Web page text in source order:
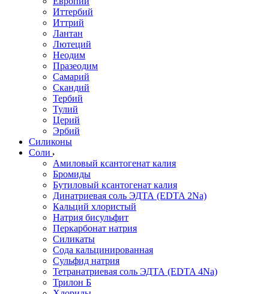
Иттербий
Иттрий
Лантан
Лютеций
Неодим
Празеодим
Самарий
Скандий
Тербий
Тулий
Церий
Эрбий
Силиконы
Соли
Амиловый ксантогенат калия
Бромиды
Бутиловый ксантогенат калия
Динатриевая соль ЭДТА (EDTA 2Na)
Кальций хлористый
Натрия бисульфит
Перкарбонат натрия
Силикаты
Сода кальцинированная
Сульфид натрия
Тетранатриевая соль ЭДТА (EDTA 4Na)
Трилон Б